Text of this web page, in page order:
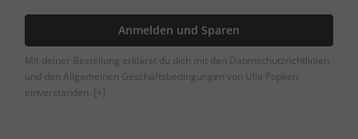
Anmelden und Sparen
Mit deiner Bestellung erklärst du dich mit den Datenschutzrichtlinien
und den Allgemeinen Geschäftsbedingungen von Ulla Popken
einverstanden. [+]